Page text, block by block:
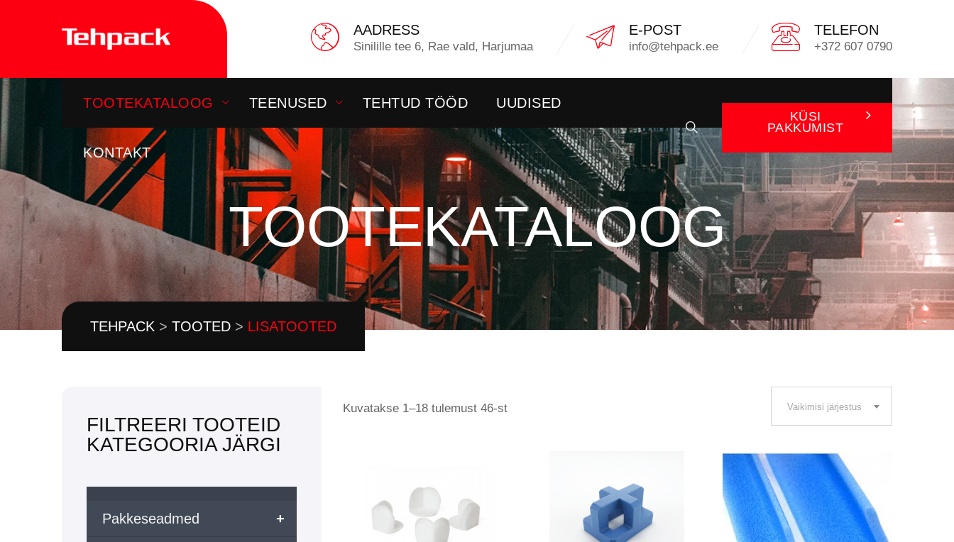
AADRESS
Sinilille tee 6, Rae vald, Harjumaa
E-POST
info@tehpack.ee
TELEFON
+372 607 0790
TOOTEKATALOOG TEENUSED TEHTUD TÖÖD UUDISED
KONTAKT
KÜSI
PAKKUMIST
TOOTEKATALOOG
TEHPACK > TOOTED > LISATOOTED
Kuvatakse 1–18 tulemust 46-st Vaikimisi järjestus
FILTREERI TOOTEID
KATEGOORIA JÄRGI
+
Pakkeseadmed